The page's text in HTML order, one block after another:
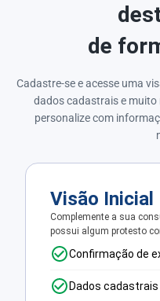
de
Cadastre-se e acesse uma
dados cadastrais e
personalize com
Visão Inicial
Complemente a sua
possui algum protesto
Confirmação de
Dados